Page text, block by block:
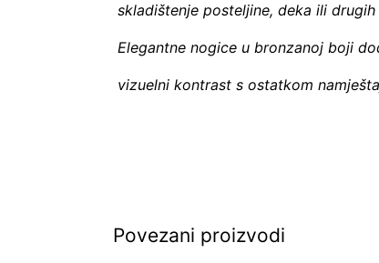
skladištenje posteljine, deka ili
Elegantne nogice u bronzanoj boji
vizuelni kontrast s ostatkom
Povezani proizvodi